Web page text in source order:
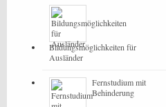
Bildungsmöglichkeiten für
Ausländer
Fernstudium mit
Behinderung